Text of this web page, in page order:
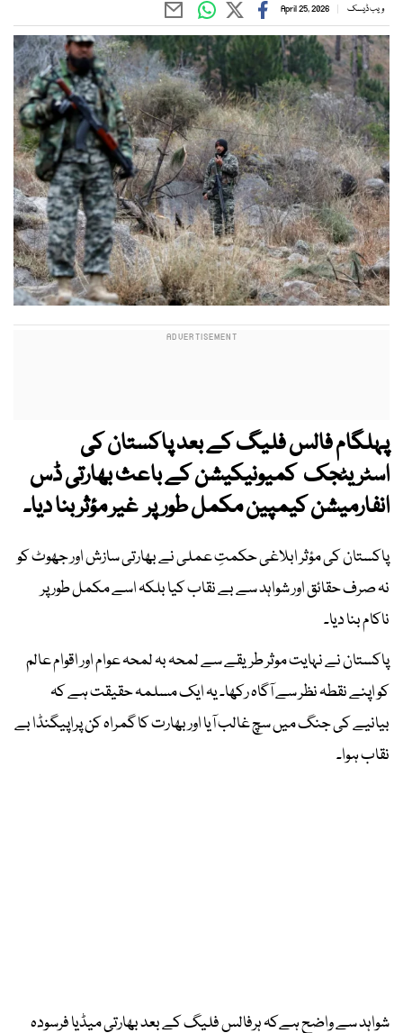
ویب ڈیسک April 25, 2026
پہلگام فالس فلیگ کے بعد پاکستان کی
اسٹریٹجک کمیونیکیشن کے باعث بھارتی ڈس
انفارمیشن کیمپین مکمل طورپر غیر مؤثر بنا دیا۔
پاکستان کی مؤثر ابلاغی حکمتِ عملی نے بھارتی سازش اور جھوٹ کو
نہ صرف حقائق اور شواہد سے بے نقاب کیا بلکہ اسے مکمل طور پر
ناکام بنا دیا۔
پاکستان نے نہایت موثر طریقے سے لمحہ بہ لمحہ عوام اور اقوام عالم
کو اپنے نقطہ نظر سے آگاہ رکھا۔ یہ ایک مسلمہ حقیقت ہے کہ
بیانیے کی جنگ میں سچ غالب آیا اور بھارت کا گمراہ کن پراپیگنڈا بے
نقاب ہوا۔
شواہد سے واضح ہےکہ ہرفالس فلیگ کے بعد بھارتی میڈیا فرسودہ